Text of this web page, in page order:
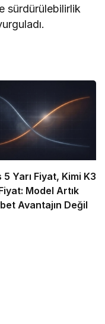
sürdürülebilirlik
5 Yarı Fiyat, Kimi K3
Model Artık
Avantajın Değil